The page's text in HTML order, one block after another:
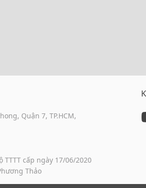
Quận 7, TP.HCM,
TTTT cấp ngày 17/06/2020
Thảo